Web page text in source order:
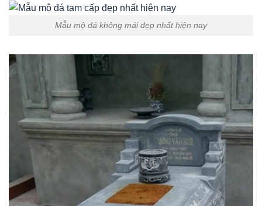
Mẫu mộ đá không mái đẹp nhất hiện nay